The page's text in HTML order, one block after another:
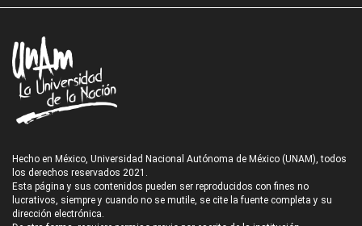
Hecho en México, Universidad Nacional Autónoma de México (UNAM), todos
los derechos reservados 2021.
Esta página y sus contenidos pueden ser reproducidos con fines no
lucrativos, siempre y cuando no se mutile, se cite la fuente completa y su
dirección electrónica.